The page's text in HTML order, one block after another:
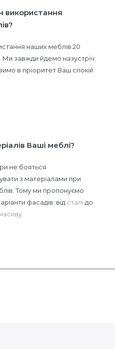
використання
наших меблів 20
Ми завжди йдемо назустріч
в пріоритет Ваш спокій
Ваші меблі?
не бояться
з матеріалами при
Тому ми пропонуємо
фасадів: від сталі до
.